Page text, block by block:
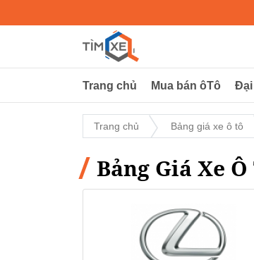
Trang chủ Mua bán ôTô Đại
Trang chủ Bảng giá xe ô tô
Bảng Giá Xe